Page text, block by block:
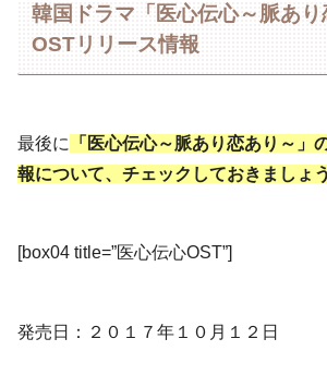
韓国ドラマ「医心伝心～脈あ
OSTリリース情報
最後に
「医心伝心～脈あり恋あり～」
報について、チェックしておきましょ
[box04 title=”医心伝心OST”]
発売日：２０１７年１０月１２日